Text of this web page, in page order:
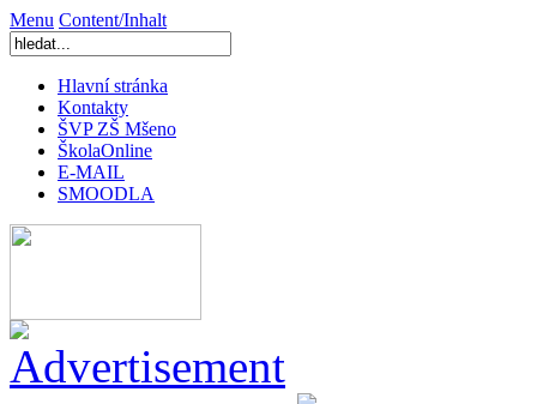
Menu Content/Inhalt
Hlavní stránka
Kontakty
ŠVP ZŠ Mšeno
ŠkolaOnline
E-MAIL
SMOODLA